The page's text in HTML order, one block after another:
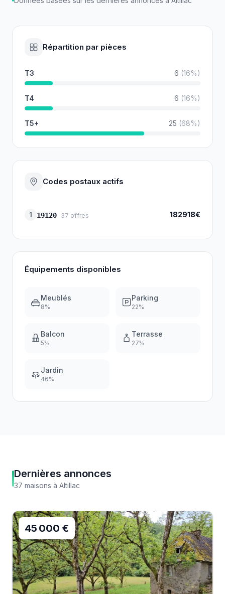
Répartition par pièces
T3 6 (16%)
T4 6 (16%)
T5+ 25 (68%)
Codes postaux actifs
1 19120 37 offres 182918€
Équipements disponibles
Meublés
8%
Parking
22%
Balcon
5%
Terrasse
27%
Jardin
46%
Dernières annonces
37 maisons à Altillac
45 000 €